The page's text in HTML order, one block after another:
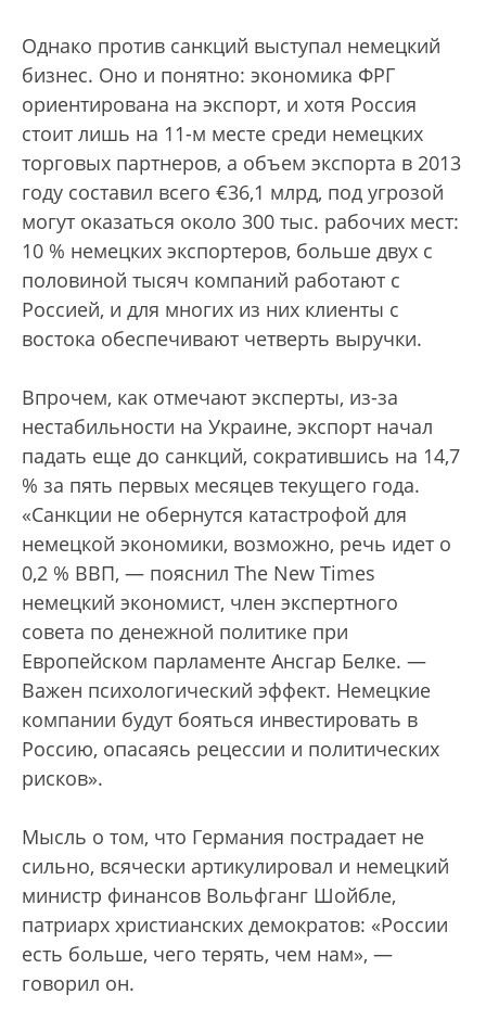
Однако против санкций выступал немецкий
бизнес. Оно и понятно: экономика ФРГ
ориентирована на экспорт, и хотя Россия
стоит лишь на 11-м месте среди немецких
торговых партнеров, а объем экспорта в 2013
году составил всего €36,1 млрд, под угрозой
могут оказаться около 300 тыс. рабочих мест:
10 % немецких экспортеров, больше двух с
половиной тысяч компаний работают с
Россией, и для многих из них клиенты с
востока обеспечивают четверть выручки.
Впрочем, как отмечают эксперты, из-за
нестабильности на Украине, экспорт начал
падать еще до санкций, сократившись на 14,7
% за пять первых месяцев текущего года.
«Санкции не обернутся катастрофой для
немецкой экономики, возможно, речь идет о
0,2 % ВВП, — пояснил The New Times
немецкий экономист, член экспертного
совета по денежной политике при
Европейском парламенте Ансгар Белке. —
Важен психологический эффект. Немецкие
компании будут бояться инвестировать в
Россию, опасаясь рецессии и политических
рисков».
Мысль о том, что Германия пострадает не
сильно, всячески артикулировал и немецкий
министр финансов Вольфганг Шойбле,
патриарх христианских демократов: «России
есть больше, чего терять, чем нам», —
говорил он.